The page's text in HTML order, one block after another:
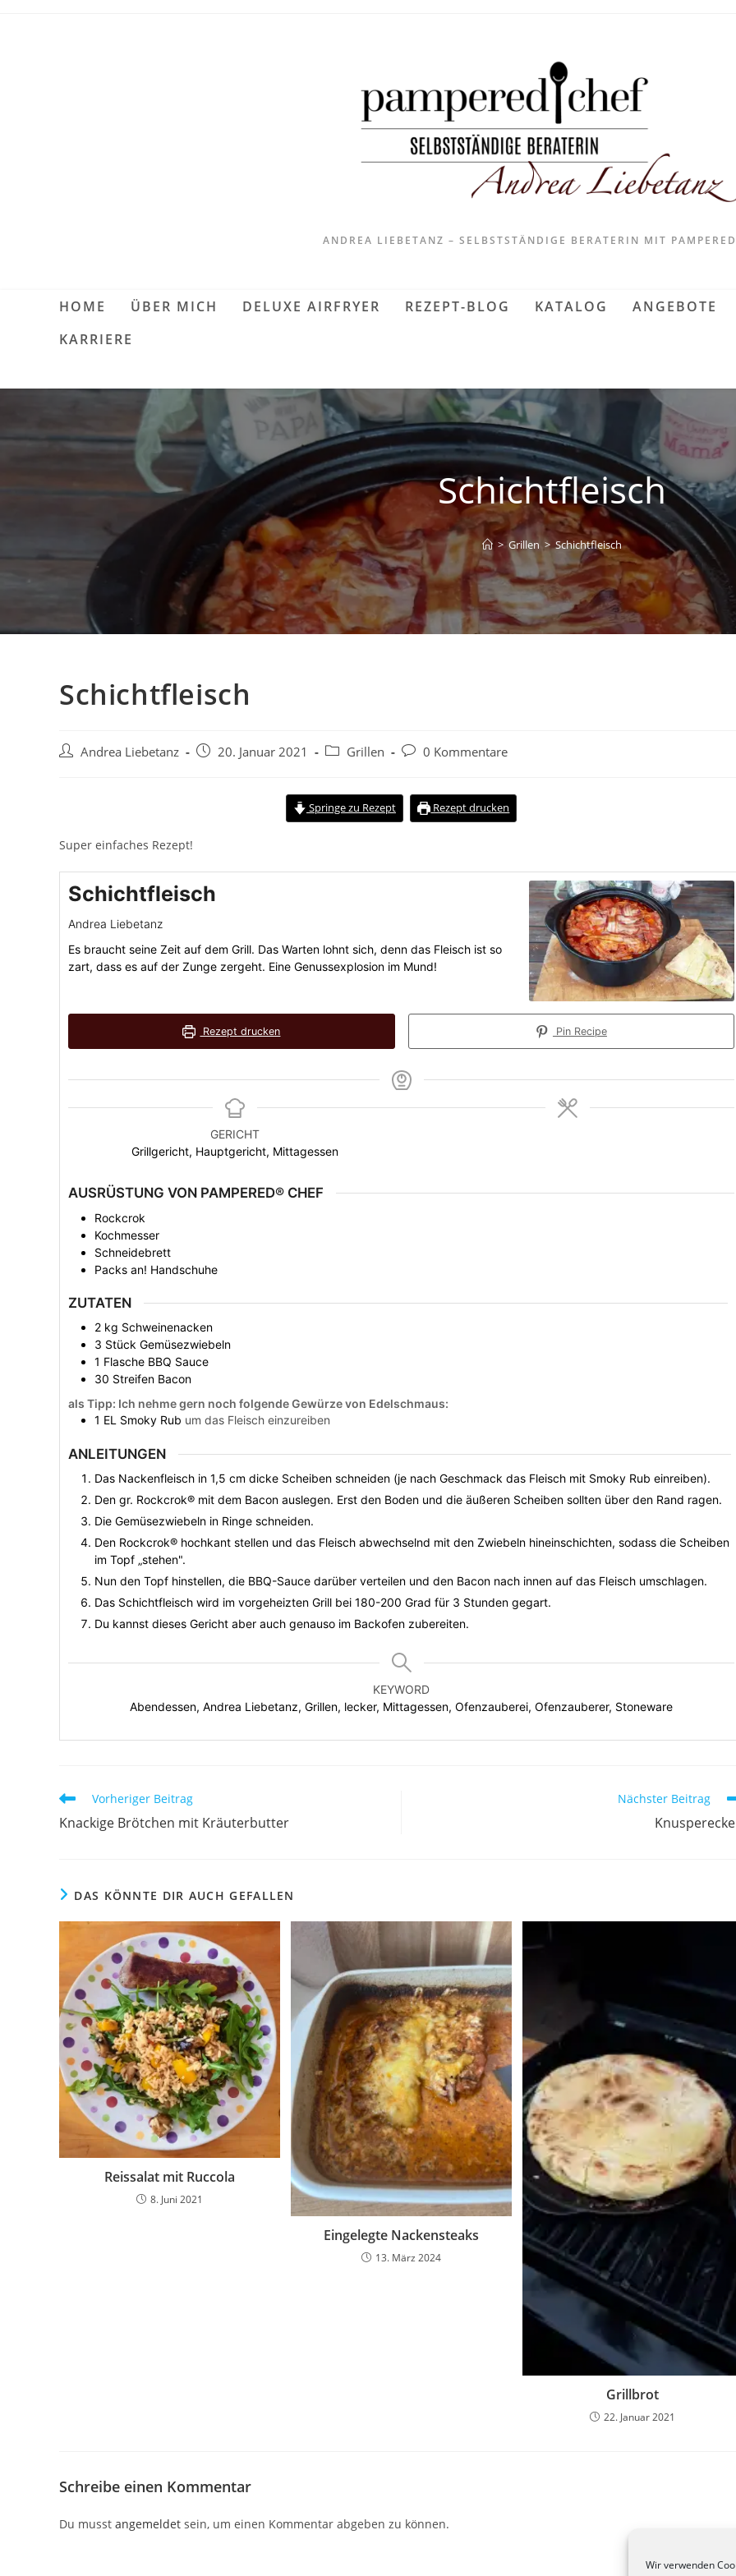
Wir verwenden
ANDREA LIEBETANZ – SELBSTSTÄNDIGE BERATERIN MIT
HOME ÜBER MICH DELUXE AIRFRYER REZEPT-BLOG KATALOG
ANGEBOTE
KARRIERE
Schichtfleisch
> Grillen > Schichtfleisch
Schichtfleisch
Andrea Liebetanz 20. Januar 2021 Grillen 0 Kommentare
Springe zu Rezept Rezept drucken
Super einfaches Rezept!
Schichtfleisch
Andrea Liebetanz
Es braucht seine Zeit auf dem Grill. Das Warten lohnt sich, denn das Fleisch ist so
zart, dass es auf der Zunge zergeht. Eine Genussexplosion im Mund!
Rezept drucken Pin Recipe
GERICHT
Grillgericht, Hauptgericht, Mittagessen
AUSRÜSTUNG VON PAMPERED® CHEF
Rockcrok
Kochmesser
Schneidebrett
Packs an! Handschuhe
ZUTATEN
2 kg Schweinenacken
3 Stück Gemüsezwiebeln
1 Flasche BBQ Sauce
30 Streifen Bacon
als Tipp: Ich nehme gern noch folgende Gewürze von Edelschmaus:
1 EL Smoky Rub um das Fleisch einzureiben
ANLEITUNGEN
Das Nackenfleisch in 1,5 cm dicke Scheiben schneiden (je nach Geschmack das Fleisch mit Smoky Rub einreiben).
Den gr. Rockcrok® mit dem Bacon auslegen. Erst den Boden und die äußeren Scheiben sollten über den Rand ragen.
Die Gemüsezwiebeln in Ringe schneiden.
Den Rockcrok® hochkant stellen und das Fleisch abwechselnd mit den Zwiebeln hineinschichten, sodass die Scheiben
im Topf „stehen".
Nun den Topf hinstellen, die BBQ-Sauce darüber verteilen und den Bacon nach innen auf das Fleisch umschlagen.
Das Schichtfleisch wird im vorgeheizten Grill bei 180-200 Grad für 3 Stunden gegart.
Du kannst dieses Gericht aber auch genauso im Backofen zubereiten.
KEYWORD
Abendessen, Andrea Liebetanz, Grillen, lecker, Mittagessen, Ofenzauberei, Ofenzauberer, Stoneware
Vorheriger Beitrag
Knackige Brötchen mit Kräuterbutter
Nächster Beitrag
DAS KÖNNTE DIR AUCH GEFALLEN
Reissalat mit Ruccola
8. Juni 2021
Eingelegte Nackensteaks
13. März 2024
Grillbrot
22. Januar 2021
Schreibe einen Kommentar
Du musst angemeldet sein, um einen Kommentar abgeben zu können.